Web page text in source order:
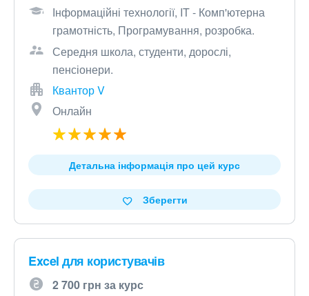
Інформаційні технології, IT - Комп'ютерна
грамотність, Програмування, розробка.
Середня школа, студенти, дорослі,
пенсіонери.
Квантор V
Онлайн
Детальна інформація про цей курс
Зберегти
Excel для користувачів
2 700 грн за курс